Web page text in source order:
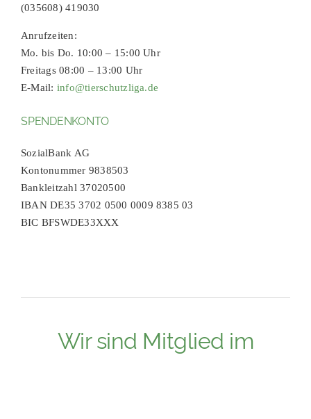
(035608) 419030
Anrufzeiten:
Mo. bis Do. 10:00 – 15:00 Uhr
Freitags 08:00 – 13:00 Uhr
E-Mail: info@tierschutzliga.de
SPENDENKONTO
SozialBank AG
Kontonummer 9838503
Bankleitzahl 37020500
IBAN DE35 3702 0500 0009 8385 03
BIC BFSWDE33XXX
Wir sind Mitglied im